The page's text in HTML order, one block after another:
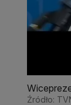
Źródło: